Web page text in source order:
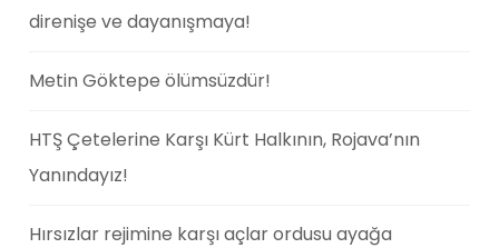
direnişe ve dayanışmaya!
Metin Göktepe ölümsüzdür!
HTŞ Çetelerine Karşı Kürt Halkının, Rojava’nın
Yanındayız!
Hırsızlar rejimine karşı açlar ordusu ayağa